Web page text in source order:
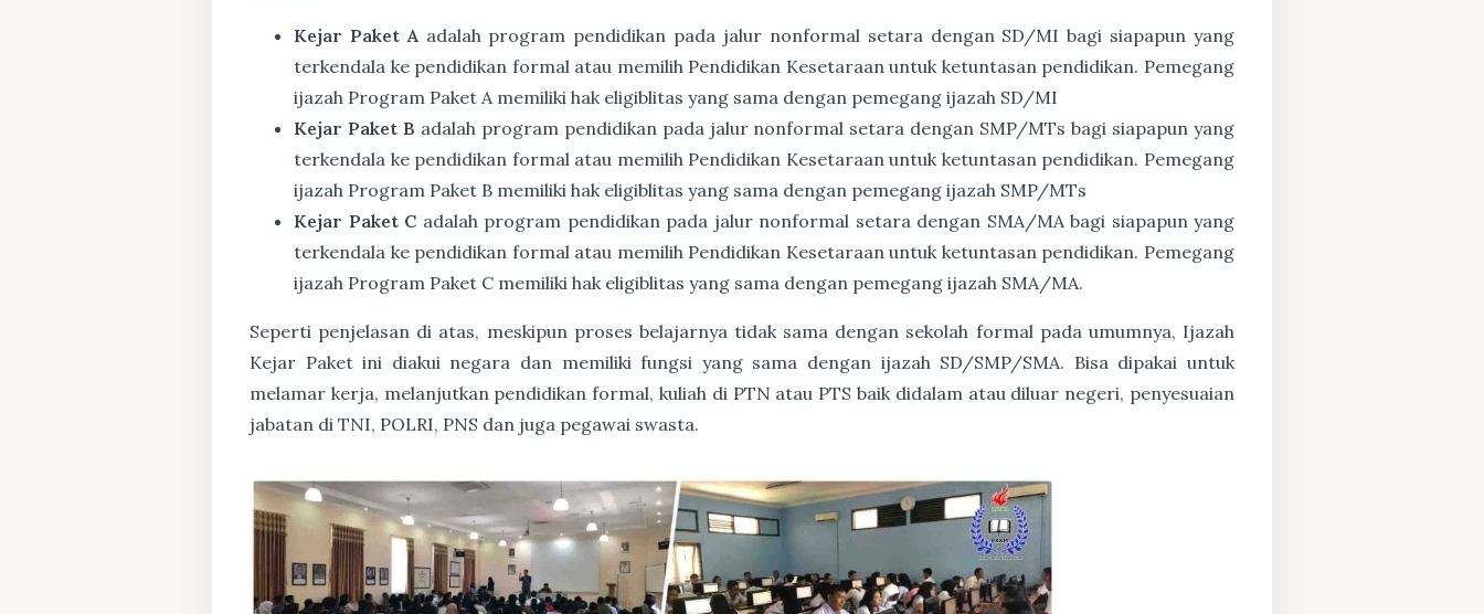
Kejar Paket Aadalah program pendidikan pada jalur nonformal setara dengan SD/MI bagi siapapun yang
terkendala ke pendidikan formal atau memilih Pendidikan Kesetaraan untuk ketuntasan pendidikan. Pemegang
ijazah Program Paket A memiliki hak eligiblitas yang sama dengan pemegang ijazah SD/MI
Kejar Paket B adalah program pendidikan pada jalur nonformal setara dengan SMP/MTs bagi siapapun yang
terkendala ke pendidikan formal atau memilih Pendidikan Kesetaraan untuk ketuntasan pendidikan. Pemegang
ijazah Program Paket B memiliki hak eligiblitas yang sama dengan pemegang ijazah SMP/MTs
Kejar Paket C adalah program pendidikan pada jalur nonformal setara dengan SMA/MA bagi siapapun yang
terkendala ke pendidikan formal atau memilih Pendidikan Kesetaraan untuk ketuntasan pendidikan. Pemegang
ijazah Program Paket C memiliki hak eligiblitas yang sama dengan pemegang ijazah SMA/MA.
Seperti penjelasan di atas, meskipun proses belajarnya tidak sama dengan sekolah formal pada umumnya, Ijazah
Kejar Paket ini diakui negara dan memiliki fungsi yang sama dengan ijazah SD/SMP/SMA. Bisa dipakai untuk
melamar kerja, melanjutkan pendidikan formal, kuliah di PTN atau PTS baik didalam atau diluar negeri, penyesuaian
jabatan di TNI, POLRI, PNS dan juga pegawai swasta.